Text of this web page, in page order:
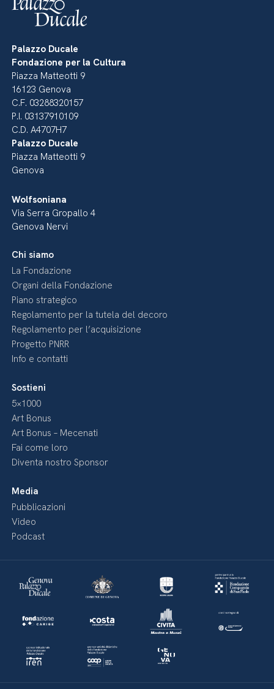
Palazzo Ducale
Fondazione per la Cultura
Piazza Matteotti 9
16123 Genova
C.F. 03288320157
P.I. 03137910109
C.D. A4707H7
Palazzo Ducale
Piazza Matteotti 9
Genova
Wolfsoniana
Via Serra Gropallo 4
Genova Nervi
Chi siamo
La Fondazione
Organi della Fondazione
Piano strategico
Regolamento per la tutela del decoro
Regolamento per l’acquisizione
Progetto PNRR
Info e contatti
Sostieni
5×1000
Art Bonus
Art Bonus – Mecenati
Fai come loro
Diventa nostro Sponsor
Media
Pubblicazioni
Video
Podcast